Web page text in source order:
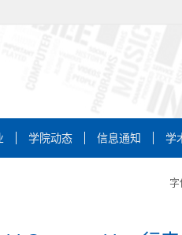
学院动态 信息通知 学
字